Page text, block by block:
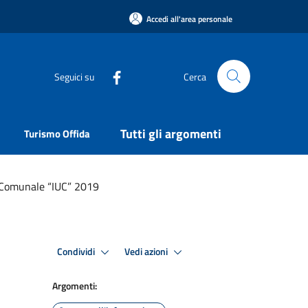
Accedi all'area personale
Seguici su Cerca
Turismo Offida Tutti gli argomenti
“IUC” 2019
Condividi Vedi azioni
Argomenti: